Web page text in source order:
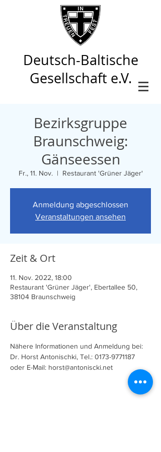
Deutsch-Baltische
Gesellschaft e.V.
Bezirksgruppe
Braunschweig:
Gänseessen
Fr., 11. Nov.
  |
Restaurant 'Grüner Jäger'
Anmeldung abgeschlossen
Veranstaltungen ansehen
Zeit & Ort
11. Nov. 2022, 18:00
Restaurant 'Grüner Jäger', Ebertallee 50,
38104 Braunschweig
Über die Veranstaltung
Nähere Informationen und Anmeldung bei:
Dr. Horst Antonischki, Tel.: 0173-9771187
oder E-Mail: horst@antoniscki.net